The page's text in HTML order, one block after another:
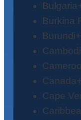
Bulgaria
Burkina
Burundi
Canada
Cape